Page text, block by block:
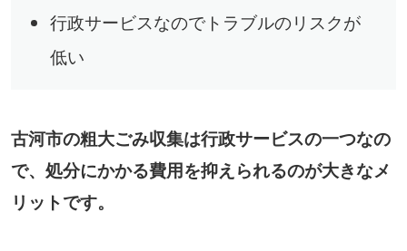
行政サービスなのでトラブルのリスクが
低い
古河市の粗大ごみ収集は行政サービスの一つなの
で、処分にかかる費用を抑えられるのが大きなメ
リットです。